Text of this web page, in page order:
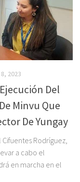
8, 2023
Del
Minvu Que
De Yungay
Rodríguez,
a cabo el
en marcha en el